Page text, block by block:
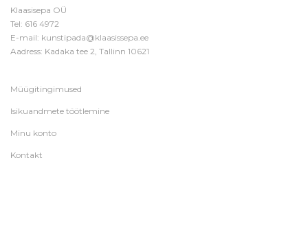
Klaasisepa OÜ
Tel: 616 4972
E-mail: kunstipada@klaasissepa.ee
Aadress: Kadaka tee 2, Tallinn 10621
Müügitingimused
Isikuandmete töötlemine
Minu konto
Kontakt